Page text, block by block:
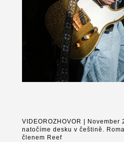
VIDEOROZHOVOR | November
natočíme desku v češtině.
členem Reef